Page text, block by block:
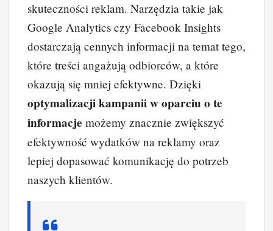
skuteczności reklam. Narzędzia takie jak
Google Analytics czy Facebook Insights
dostarczają cennych informacji na temat tego,
które treści angażują odbiorców, a które
okazują się mniej efektywne. Dzięki
optymalizacji kampanii w oparciu o te
informacje możemy znacznie zwiększyć
efektywność wydatków na reklamy oraz
lepiej dopasować komunikację do potrzeb
naszych klientów.